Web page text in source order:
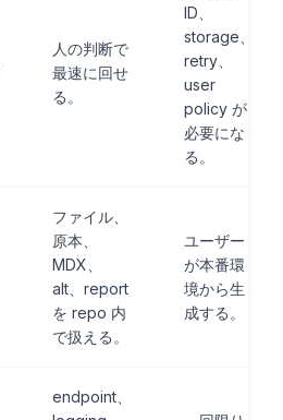
人の判断で
最速に回せ
る。
ID、
storage、
retry、
user
policy が
必要にな
る。
ファイル、
原本、
MDX、
alt、report
を repo 内
で扱える。
ユーザー
が本番環
境から生
成する。
endpoint、